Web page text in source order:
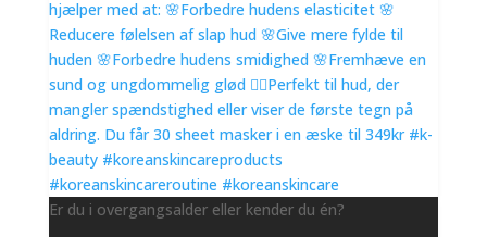
Er du i overgangsalder eller kender du én?